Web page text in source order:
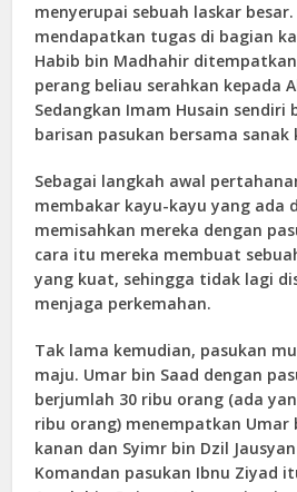
menyerupai sebuah laskar
mendapatkan tugas di bagian
Habib bin Madhahir
perang beliau serahkan kepada
Sedangkan Imam Husain sendiri
barisan pasukan bersama sanak
Sebagai langkah awal
membakar kayu-kayu yang ada
memisahkan mereka dengan
cara itu mereka membuat
yang kuat, sehingga tidak lagi
menjaga perkemahan.
Tak lama kemudian, pasukan
maju. Umar bin Saad dengan
berjumlah 30 ribu orang (ada
ribu orang) menempatkan Umar
kanan dan Syimr bin Dzil
Komandan pasukan Ibnu Ziyad